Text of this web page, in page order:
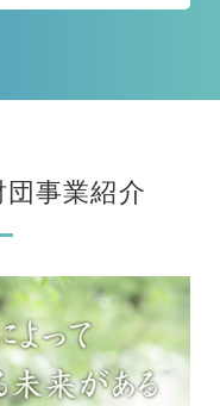
団事業紹介